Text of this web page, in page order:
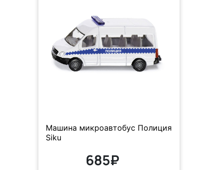
Машина микроавтобус Полиция
Siku
685₽